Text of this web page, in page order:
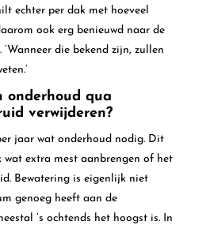
echter per dak met hoeveel
ook erg benieuwd naar de
die bekend zijn, zullen
onderhoud qua
verwijderen?
jaar wat onderhoud nodig. Dit
wat extra mest aanbrengen of het
Bewatering is eigenlijk niet
genoeg heeft aan de
’s ochtends het hoogst is. In